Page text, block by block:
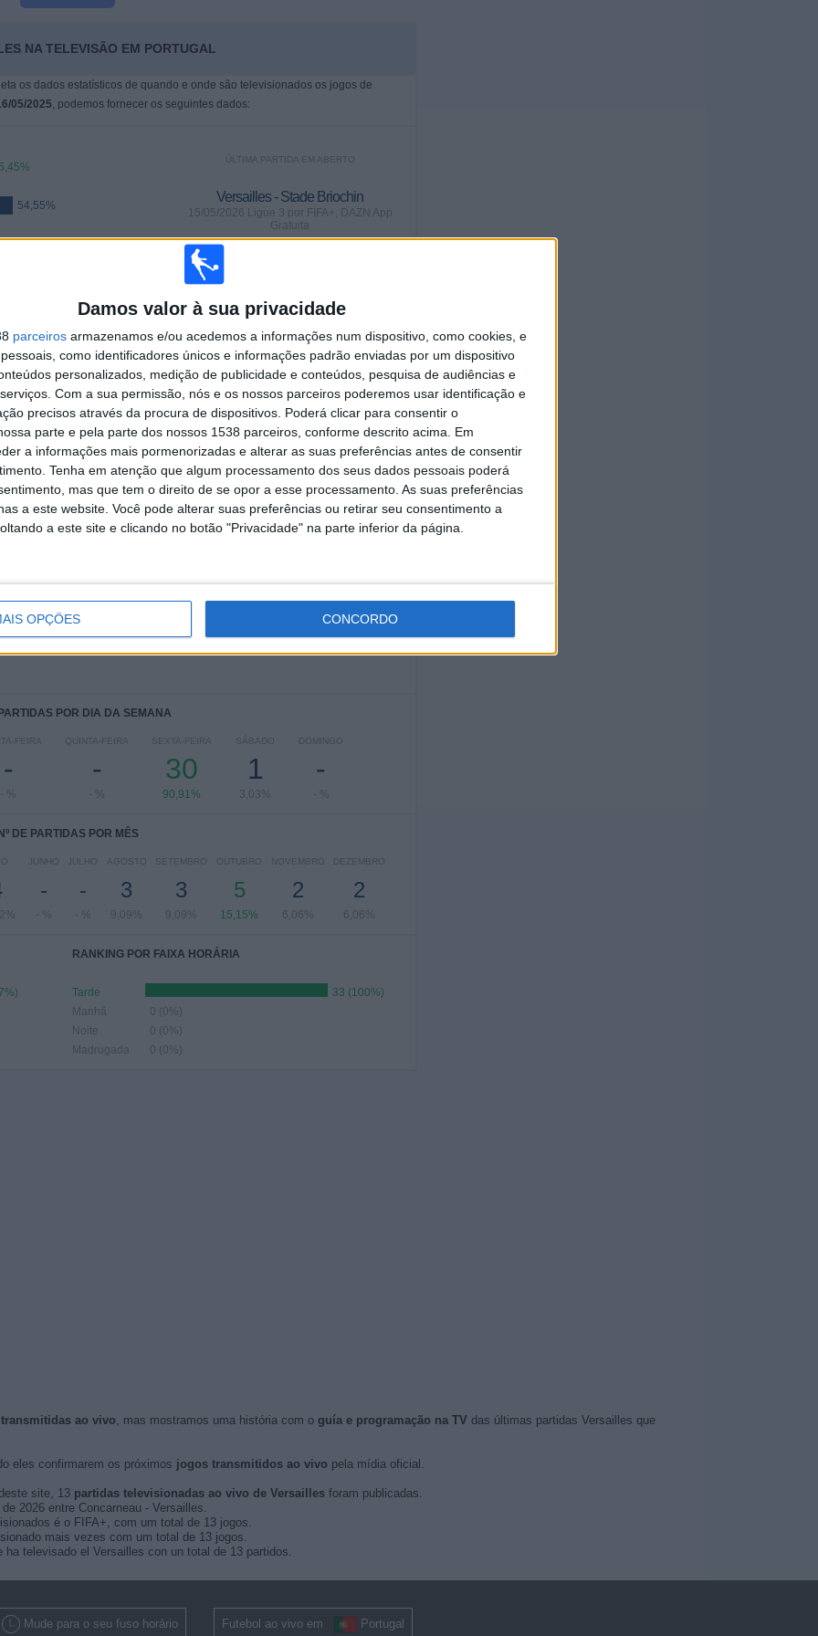
Damos valor à sua privacidade
parceiros armazenamos e/ou acedemos a informações num dispositivo, como cookies, e
como identificadores únicos e informações padrão enviadas por um dispositivo
personalizados, medição de publicidade e conteúdos, pesquisa de audiências e
Com a sua permissão, nós e os nossos parceiros poderemos usar identificação e
precisos através da procura de dispositivos. Poderá clicar para consentir o
parte e pela parte dos nossos 1538 parceiros, conforme descrito acima. Em
a informações mais pormenorizadas e alterar as suas preferências antes de consentir
Tenha em atenção que algum processamento dos seus dados pessoais poderá
mas que tem o direito de se opor a esse processamento. As suas preferências
a este website. Você pode alterar suas preferências ou retirar seu consentimento a
a este site e clicando no botão "Privacidade" na parte inferior da página.
OPÇÕES CONCORDO
NA TELEVISÃO EM PORTUGAL
os dados estatísticos de quando e onde são televisionados os jogos de
05/2025, podemos fornecer os seguintes dados:
54,55%
ÚLTIMA PARTIDA EM ABERTO
Versailles - Stade Briochin
15/05/2026 Ligue 3 por FIFA+, DAZN App
Gratuita
CANAIS DE TV
83
SEM PARTIDA
GRATUITA
0
CONSECUTIVOS
PAGOS
TOTAL
17
RIVAIS
MÁXIMO
2
VS Stade
TOTAL
1
COMPETIÇÕES
RANKING POR COMPETIÇÕES
POR DIA DA SEMANA
FEIRA
-
- %
QUINTA-FEIRA
-
- %
SEXTA-FEIRA
30
90,91%
SÁBADO
1
3,03%
DOMINGO
-
- %
Nº DE PARTIDAS POR MÊS
JUNHO
-
- %
JULHO
-
- %
AGOSTO
3
9,09%
SETEMBRO
3
9,09%
OUTUBRO
5
15,15%
NOVEMBRO
2
6,06%
DEZEMBRO
2
6,06%
RANKING POR FAIXA HORÁRIA
Tarde
33 (100%)
Manhã
0 (0%)
Noite
0 (0%)
Madrugada
0 (0%)
ao vivo, mas mostramos uma história com o guía e programação na TV das últimas partidas Versailles que
eles confirmarem os próximos jogos transmitidos ao vivo pela mídia oficial.
site, 13 partidas televisionadas ao vivo de Versaillesforam publicadas.
2026 entre Concarneau - Versailles.
é o FIFA+, com um total de 13 jogos.
mais vezes com um total de 13 jogos.
televisado el Versailles con un total de 13 partidos.
Mude para o seu fuso horário Futebol ao vivo em Portugal